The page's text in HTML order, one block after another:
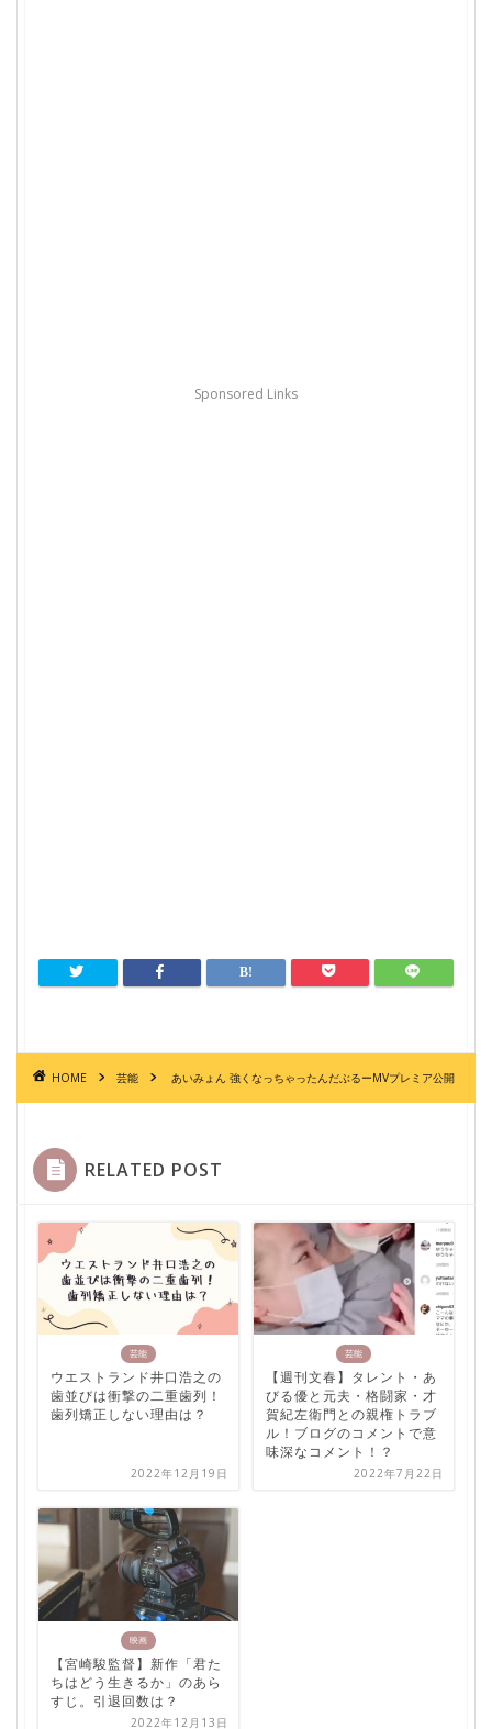
Sponsored Links
HOME 芸能 あいみょん 強くなっちゃったんだぶるーMVプレミア公開
RELATED POST
芸能
ウエストランド井口浩之の
歯並びは衝撃の二重歯列！
歯列矯正しない理由は？
2022年12月19日
芸能
【週刊文春】タレント・あ
びる優と元夫・格闘家・才
賀紀左衛門との親権トラブ
ル！ブログのコメントで意
味深なコメント！？
2022年7月22日
映画
【宮崎駿監督】新作「君た
ちはどう生きるか」のあら
すじ。引退回数は？
2022年12月13日